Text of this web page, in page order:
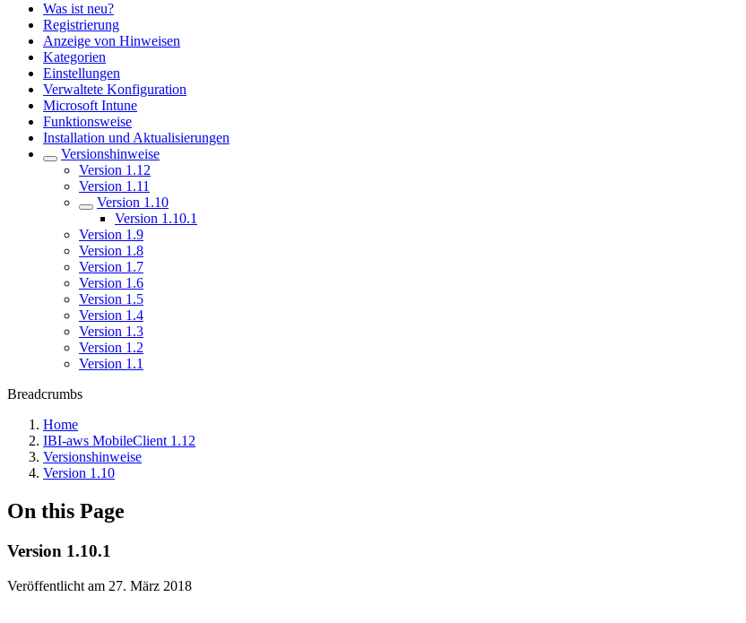
Was ist neu?
Registrierung
Anzeige von Hinweisen
Kategorien
Einstellungen
Verwaltete Konfiguration
Microsoft Intune
Funktionsweise
Installation und Aktualisierungen
Versionshinweise
Version 1.12
Version 1.11
Version 1.10
Version 1.10.1
Version 1.9
Version 1.8
Version 1.7
Version 1.6
Version 1.5
Version 1.4
Version 1.3
Version 1.2
Version 1.1
Breadcrumbs
Home
IBI-aws MobileClient 1.12
Versionshinweise
Version 1.10
On this Page
Version 1.10.1
Veröffentlicht am 27. März 2018